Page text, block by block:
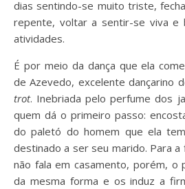
dias sentindo-se muito triste,
repente, voltar a sentir-se viva e
atividades.
É por meio da dança que ela
de Azevedo, excelente dançarino
trot. Inebriada pelo perfume dos
quem dá o primeiro passo:
do paletó do homem que ela
destinado a ser seu marido. Para a
não fala em casamento, porém, o
da mesma forma e os induz a